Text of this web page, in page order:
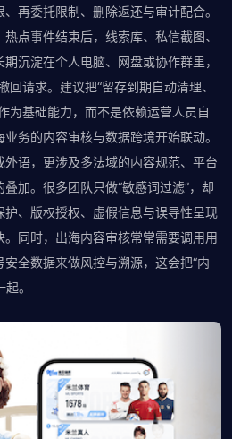
再委托限制、删除返还与审计配合。
点事件结束后，线索库、私信截图、
沉淀在个人电脑、网盘或协作群里，
请求。建议把“留存到期自动清理、
为基础能力，而不是依赖运营人员自
务的内容审核与数据跨境开始联动。
语，更涉及多法域的内容规范、平台
加。很多团队只做“敏感词过滤”，却
、版权授权、虚假信息与误导性呈现
同时，出海内容审核常常需要调用用
全数据来做风控与溯源，这会把“内
。